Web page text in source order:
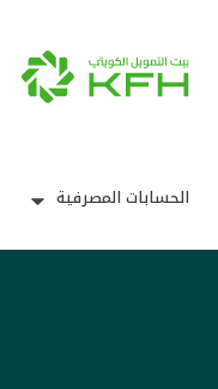
الحسابات المصرفية